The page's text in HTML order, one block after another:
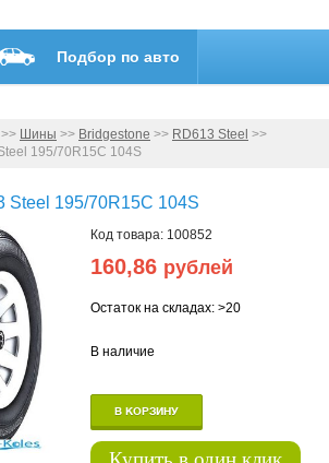
Подбор по авто
>> Шины >> Bridgestone >> RD613 Steel >>
195/70R15C 104S
Steel 195/70R15C 104S
Код товара: 100852
160,86 рублей
Остаток на складах: >20
В наличие
В КОРЗИНУ